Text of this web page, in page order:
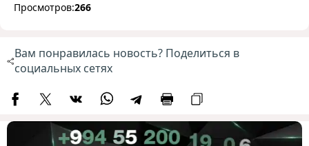
Просмотров:266
Вам понравилась новость? Поделиться в
социальных сетях